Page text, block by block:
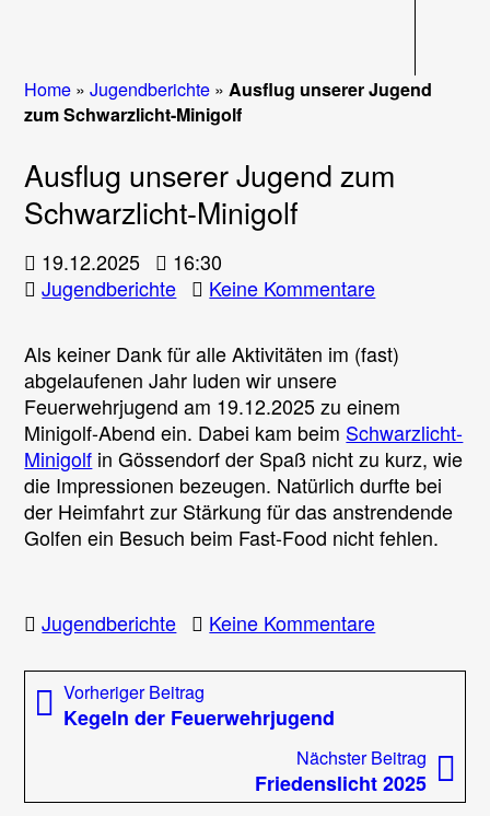
Home »Jugendberichte »Ausflug unserer Jugend
zum Schwarzlicht-Minigolf
Ausflug unserer Jugend zum
Schwarzlicht-Minigolf
19.12.2025
16:30
Jugendberichte
Keine Kommentarezu
Jugend
Minigolf
Als keiner Dank für alle Aktivitäten im (fast)
abgelaufenen Jahr luden wir unsere
Feuerwehrjugend am 19.12.2025 zu einem
Minigolf-Abend ein. Dabei kam beim Schwarzlicht-
Minigolf in Gössendorf der Spaß nicht zu kurz, wie
die Impressionen bezeugen. Natürlich durfte bei
der Heimfahrt zur Stärkung für das anstrendende
Golfen ein Besuch beim Fast-Food nicht fehlen.
Jugendberichte Keine Kommentarezu
unserer
Minigolf
Beitragsnavigation
Vorheriger Beitrag
Beitrag:
Kegeln der Feuerwehrjugend
Nächster Beitrag
Friedenslicht 2025